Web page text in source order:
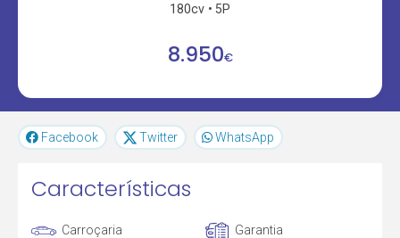
180cv
5P
8.950€
Facebook Twitter WhatsApp
Características
Carroçaria
Garantia